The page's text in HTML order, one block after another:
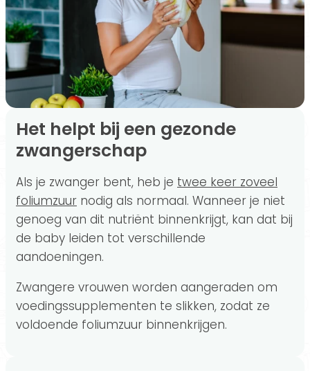
Het helpt bij een gezonde
zwangerschap
Als je zwanger bent, heb je twee keer zoveel
foliumzuur nodig als normaal. Wanneer je niet
genoeg van dit nutriënt binnenkrijgt, kan dat bij
de baby leiden tot verschillende
aandoeningen.
Zwangere vrouwen worden aangeraden om
voedingssupplementen te slikken, zodat ze
voldoende foliumzuur binnenkrijgen.